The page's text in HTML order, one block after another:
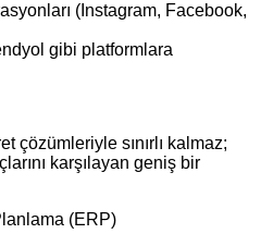
(Instagram, Facebook,
gibi platformlara
çözümleriyle sınırlı kalmaz;
karşılayan geniş bir
(ERP)